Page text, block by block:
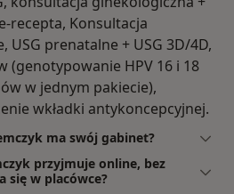
recepta, Konsultacja
prenatalne + USG 3D/4D,
(genotypowanie HPV 16 i 18
w jednym pakiecie),
wkładki antykoncepcyjnej.
ma swój gabinet?
przyjmuje online, bez
się w placówce?